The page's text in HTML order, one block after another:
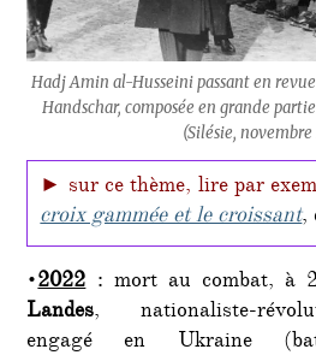
Hadj Amin al-Husseini passant en
Handschar, composée en grande
(Silésie, novembre
► sur ce thème, lire par
croix gammée et le croissant,
•2022 : mort au combat, à
Landes, nationaliste-
engagé en Ukraine